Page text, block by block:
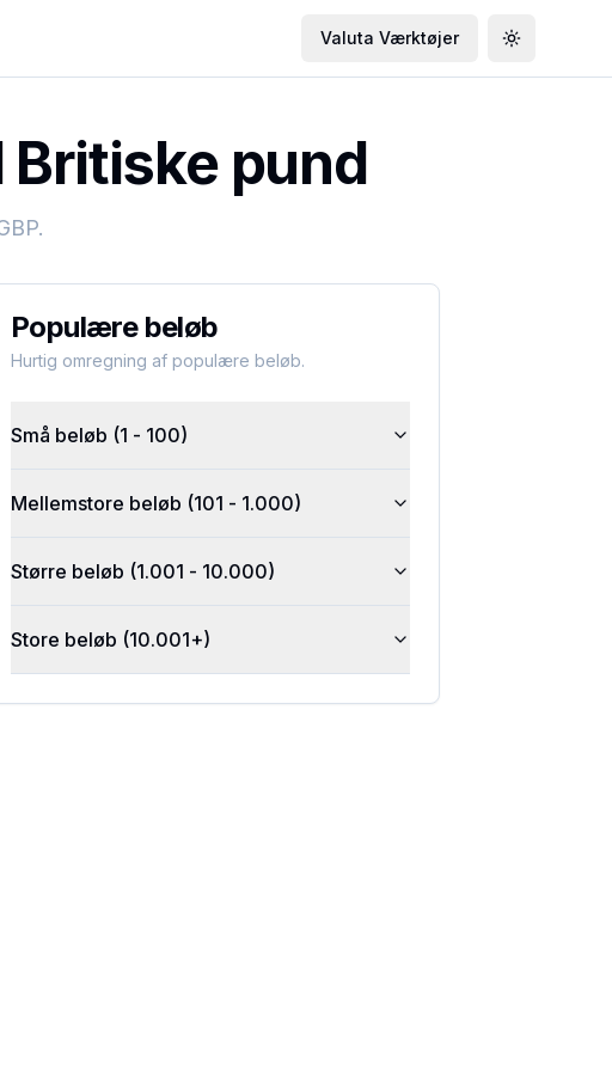
Valuta Værktøjer Toggle
Britiske pund
.
Populære beløb
Hurtig omregning af populære beløb.
Små beløb (1 - 100)
Mellemstore beløb (101 - 1.000)
Større beløb (1.001 - 10.000)
Store beløb (10.001+)